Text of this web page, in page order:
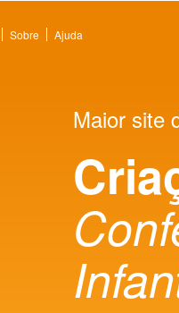
Sobre Ajuda
Maior site